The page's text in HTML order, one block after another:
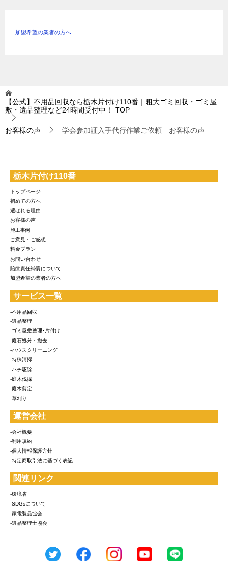
加盟希望の業者の方へ
【公式】不用品回収なら栃木片付け110番｜粗大ゴミ回収・ゴミ屋
敷・遺品整理など24時間受付中！
TOP
お客様の声 学会参加証入手代行作業ご依頼 お客様の声
栃木片付け110番
トップページ
初めての方へ
選ばれる理由
お客様の声
施工事例
ご意見・ご感想
料金プラン
お問い合わせ
賠償責任補償について
加盟希望の業者の方へ
サービス一覧
-不用品回収
-遺品整理
-ゴミ屋敷整理･片付け
-庭石処分・撤去
-ハウスクリーニング
-特殊清掃
-ハチ駆除
-庭木伐採
-庭木剪定
-草刈り
運営会社
-会社概要
-利用規約
-個人情報保護方針
-特定商取引法に基づく表記
関連リンク
-環境省
-SDGsについて
-家電製品協会
-遺品整理士協会